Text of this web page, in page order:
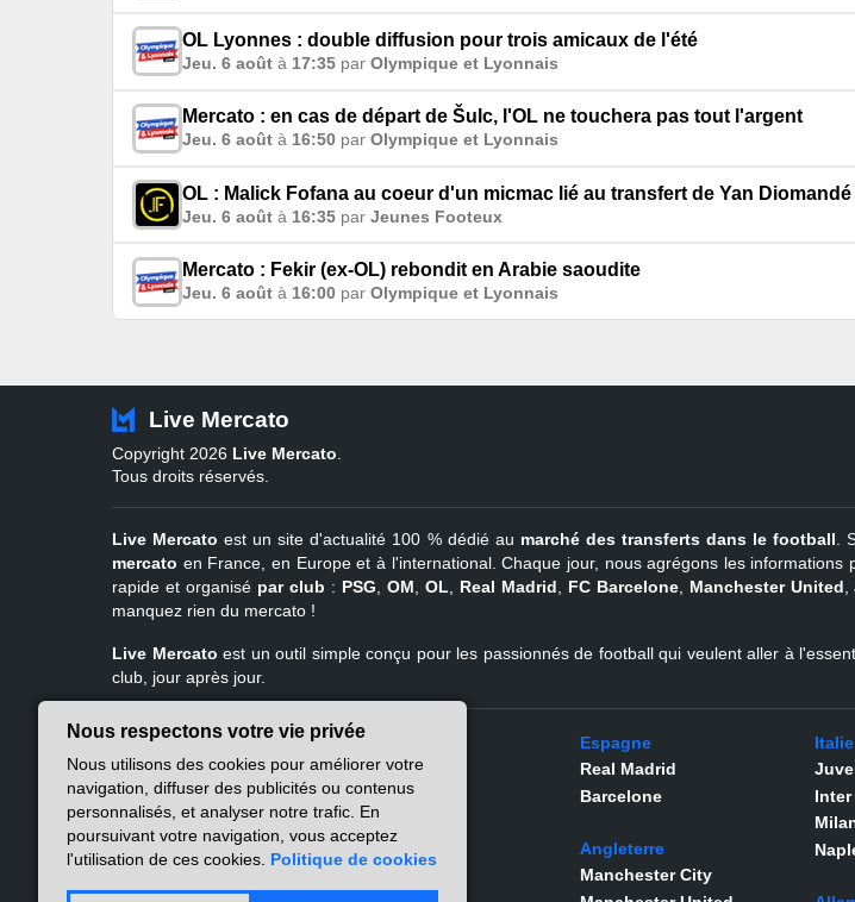
OL Lyonnes : double diffusion pour trois amicaux de l'été
Jeu. 6 août à 17:35 par Olympique et Lyonnais
Mercato : en cas de départ de Šulc, l'OL ne touchera pas tout l'argent
Jeu. 6 août à 16:50 par Olympique et Lyonnais
OL : Malick Fofana au coeur d'un micmac lié au transfert de Yan Diomandé
Jeu. 6 août à 16:35 par Jeunes Footeux
Mercato : Fekir (ex-OL) rebondit en Arabie saoudite
Jeu. 6 août à 16:00 par Olympique et Lyonnais
Live Mercato
Copyright 2026 Live Mercato
Tous droits réservés.
Live Mercato est un site d'actualité 100 % dédié au marché des transferts dans le football .
mercato en France, en Europe et à l'international. Chaque jour, nous agrégons les
rapide et organisé par club : PSG OM OL Real Madrid FC Barcelone, Manchester United ,
manquez rien du mercato !
Live Mercato est un outil simple conçu pour les passionnés de football qui veulent aller à
club, jour après jour.
Live Mercato
A propos
Nous contacter
Mentions légales
Politique de
Ligue 1
PSG
Marseille
Lyon
Lille
Espagne
Real Madrid
Barcelone
Angleterre
Manchester City
Italie
Inter
Nous respectons votre vie privée
Nous utilisons des cookies pour améliorer votre
navigation, diffuser des publicités ou contenus
personnalisés, et analyser notre trafic. En
poursuivant votre navigation, vous acceptez
l'utilisation de ces cookies. Politique de cookies